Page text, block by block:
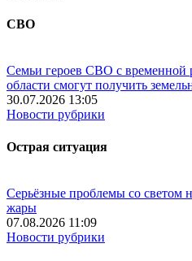
СВО
Семьи героев СВО с временной
области смогут получить
30.07.2026 13:05
Новости рубрики
Острая ситуация
Серьёзные проблемы со светом
жары
07.08.2026 11:09
Новости рубрики